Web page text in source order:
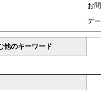
お
デ
他のキーワード